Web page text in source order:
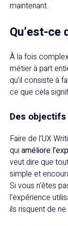
maintenant.
Qu’est-ce
À la fois
métier à part
qu’il consiste à
ce que cela
Des
Faire de l’UX
qui améliore
veut dire que
simple et
Si vous n’êtes
l’expérience
ils risquent de